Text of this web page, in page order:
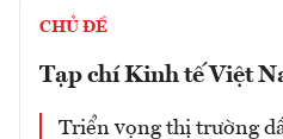
CHỦ ĐỀ
Tạp chí Kinh tế Việt
Triển vọng thị trường